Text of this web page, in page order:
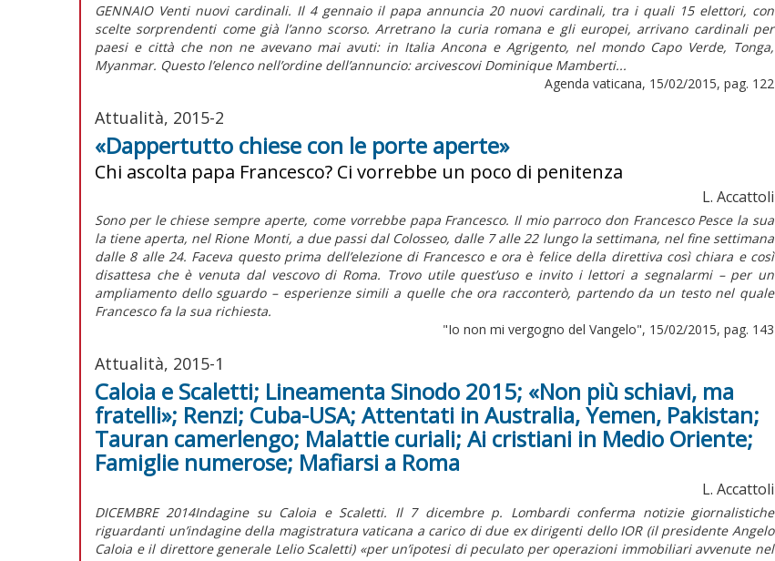
GENNAIO Venti nuovi cardinali. Il 4 gennaio il papa annuncia 20 nuovi cardinali, tra i quali 15 elettori, con
scelte sorprendenti come già l’anno scorso. Arretrano la curia romana e gli europei, arrivano cardinali per
paesi e città che non ne avevano mai avuti: in Italia Ancona e Agrigento, nel mondo Capo Verde, Tonga,
Myanmar. Questo l’elenco nell’ordine dell’annuncio: arcivescovi Dominique Mamberti...
Agenda vaticana, 15/02/2015, pag. 122
Attualità, 2015-2
«Dappertutto chiese con le porte aperte»
Chi ascolta papa Francesco? Ci vorrebbe un poco di penitenza
L. Accattoli
Sono per le chiese sempre aperte, come vorrebbe papa Francesco. Il mio parroco don Francesco Pesce la sua
la tiene aperta, nel Rione Monti, a due passi dal Colosseo, dalle 7 alle 22 lungo la settimana, nel fine settimana
dalle 8 alle 24. Faceva questo prima dell’elezione di Francesco e ora è felice della direttiva così chiara e così
disattesa che è venuta dal vescovo di Roma. Trovo utile quest’uso e invito i lettori a segnalarmi – per un
ampliamento dello sguardo – esperienze simili a quelle che ora racconterò, partendo da un testo nel quale
Francesco fa la sua richiesta.
"Io non mi vergogno del Vangelo", 15/02/2015, pag. 143
Attualità, 2015-1
Caloia e Scaletti; Lineamenta Sinodo 2015; «Non più schiavi, ma
fratelli»; Renzi; Cuba-USA; Attentati in Australia, Yemen, Pakistan;
Tauran camerlengo; Malattie curiali; Ai cristiani in Medio Oriente;
Famiglie numerose; Mafiarsi a Roma
L. Accattoli
DICEMBRE 2014Indagine su Caloia e Scaletti. Il 7 dicembre p. Lombardi conferma notizie giornalistiche
riguardanti un’indagine della magistratura vaticana a carico di due ex dirigenti dello IOR (il presidente Angelo
Caloia e il direttore generale Lelio Scaletti) «per un’ipotesi di peculato per operazioni immobiliari avvenute nel